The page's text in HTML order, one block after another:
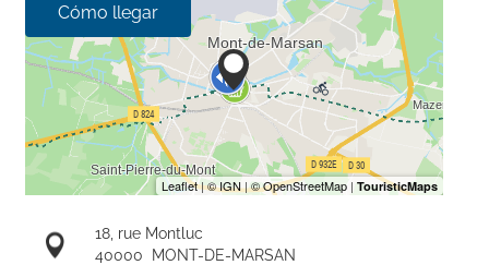
Cómo llegar
18, rue Montluc
40000 MONT-DE-MARSAN